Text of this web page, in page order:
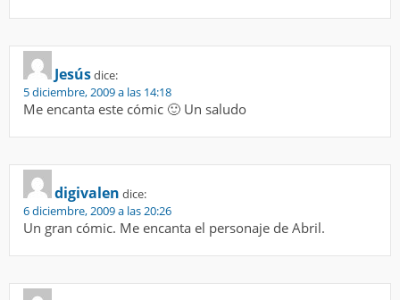
Jesúsdice:
5 diciembre, 2009 a las 14:18
Me encanta este cómic 🙂 Un saludo
digivalen dice:
6 diciembre, 2009 a las 20:26
Un gran cómic. Me encanta el personaje de Abril.